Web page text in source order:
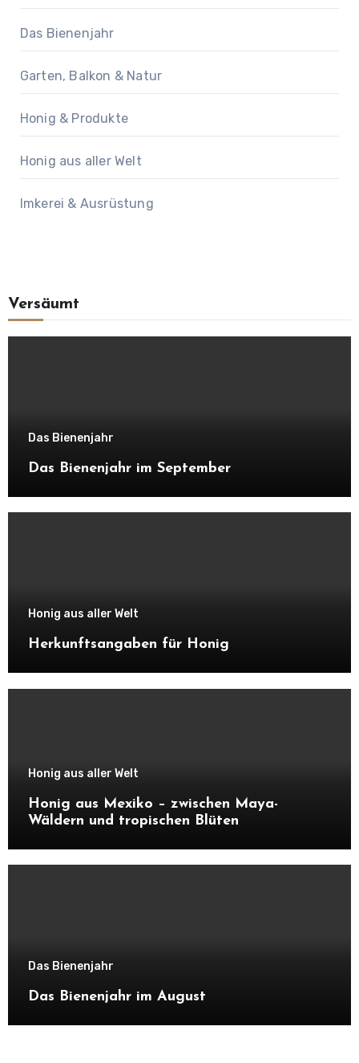
Das Bienenjahr
Garten, Balkon & Natur
Honig & Produkte
Honig aus aller Welt
Imkerei & Ausrüstung
Versäumt
Das Bienenjahr
Das Bienenjahr im September
Honig aus aller Welt
Herkunftsangaben für Honig
Honig aus aller Welt
Honig aus Mexiko – zwischen Maya-
Wäldern und tropischen Blüten
Das Bienenjahr
Das Bienenjahr im August